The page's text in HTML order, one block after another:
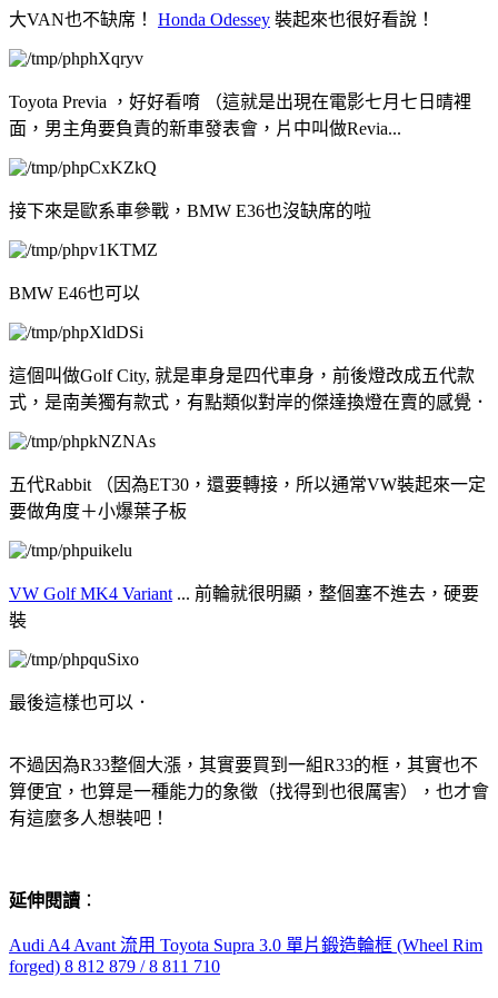
大VAN也不缺席！ Honda Odessey 裝起來也很好看說！
Toyota Previa ，好好看唷 （這就是出現在電影七月七日晴裡
面，男主角要負責的新車發表會，片中叫做Revia...
接下來是歐系車參戰，BMW E36也沒缺席的啦
BMW E46也可以
這個叫做Golf City, 就是車身是四代車身，前後燈改成五代款
式，是南美獨有款式，有點類似對岸的傑達換燈在賣的感覺．
五代Rabbit （因為ET30，還要轉接，所以通常VW裝起來一定
要做角度＋小爆葉子板
VW Golf MK4 Variant ... 前輪就很明顯，整個塞不進去，硬要
裝
最後這樣也可以．
不過因為R33整個大漲，其實要買到一組R33的框，其實也不
算便宜，也算是一種能力的象徵（找得到也很厲害），也才會
有這麼多人想裝吧！
延伸閱讀 ：
Audi A4 Avant 流用 Toyota Supra 3.0 單片鍛造輪框 (Wheel Rim
forged) 8 812 879 / 8 811 710